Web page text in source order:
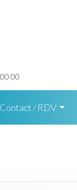
00
Contact / RDV